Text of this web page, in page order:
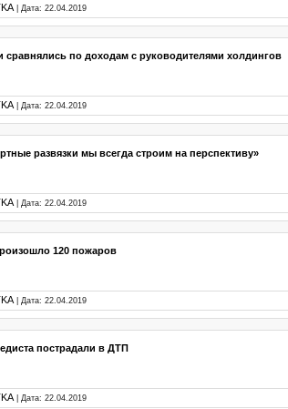
| Дата: 22.04.2019
по доходам с руководителями холдингов
| Дата: 22.04.2019
развязки мы всегда строим на перспективу»
| Дата: 22.04.2019
120 пожаров
| Дата: 22.04.2019
пострадали в ДТП
| Дата: 22.04.2019